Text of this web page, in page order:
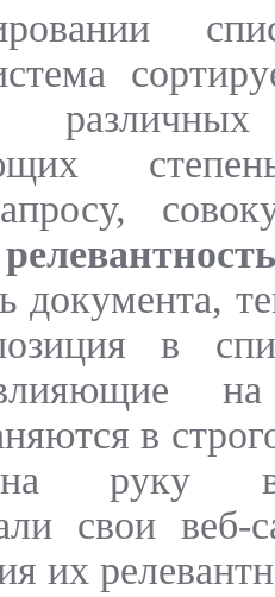
различных
документа,
в
на
в
руку
свои веб-
их